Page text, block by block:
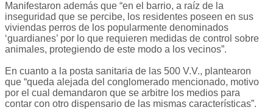
Manifestaron además que “en el barrio, a raíz de la
inseguridad que se percibe, los residentes poseen en sus
viviendas perros de los popularmente denominados
‘guardianes’ por lo que requieren medidas de control sobre
animales, protegiendo de este modo a los vecinos”.
En cuanto a la posta sanitaria de las 500 V.V., plantearon
que “queda alejada del conglomerado mencionado, motivo
por el cual demandaron que se arbitre los medios para
contar con otro dispensario de las mismas características”.